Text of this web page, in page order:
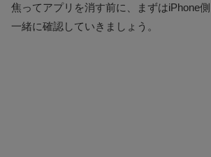
焦ってアプリを消す前に、まずはiPhone
一緒に確認していきましょう。